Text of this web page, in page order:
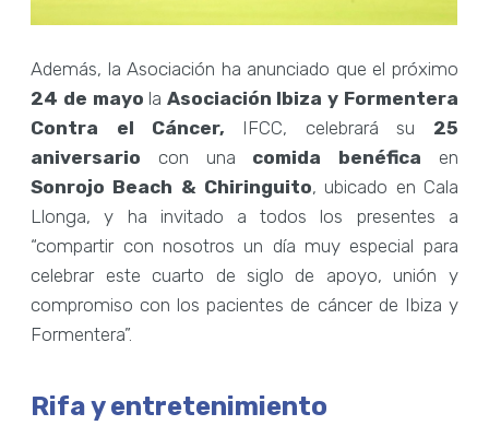
Además, la Asociación ha anunciado que el próximo
24 de mayo la Asociación Ibiza y Formentera
Contra el Cáncer, IFCC, celebrará su 25
aniversario con una comida benéfica en
Sonrojo Beach & Chiringuito, ubicado en Cala
Llonga, y ha invitado a todos los presentes a
“compartir con nosotros un día muy especial para
celebrar este cuarto de siglo de apoyo, unión y
compromiso con los pacientes de cáncer de Ibiza y
Formentera”.
Rifa y entretenimiento